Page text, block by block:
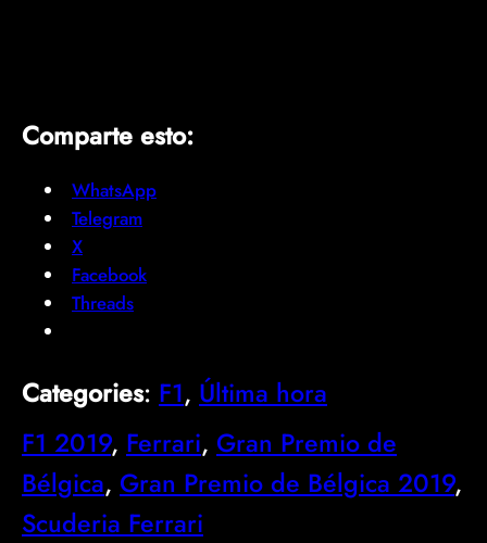
Comparte esto:
WhatsApp
Telegram
X
Facebook
Threads
Categories: F1, Última hora
F1 2019, Ferrari, Gran Premio de
Bélgica, Gran Premio de Bélgica 2019
Scuderia Ferrari